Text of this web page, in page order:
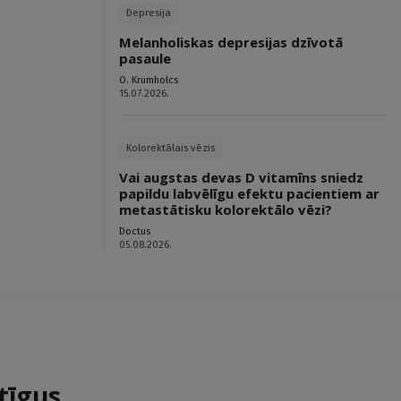
Depresija
Melanholiskas depresijas dzīvotā
pasaule
O. Krumholcs
15.07.2026.
Kolorektālais vēzis
Vai augstas devas D vitamīns sniedz
papildu labvēlīgu efektu pacientiem ar
metastātisku kolorektālo vēzi?
Doctus
05.08.2026.